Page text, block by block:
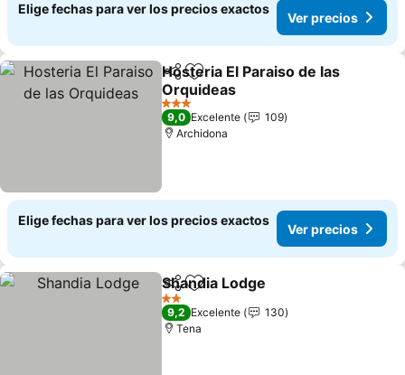
Elige fechas para ver los precios exactos
Ver precios
CompartirAgregar a favoritos
Hosteria El Paraiso de las
Orquideas
Ver precios
3 Estrellas
9,0 Excelente
109
Archidona
Elige fechas para ver los precios exactos
Ver precios
CompartirAgregar a favoritos
Shandia Lodge
2 Estrellas
9,2 Excelente
130
Tena